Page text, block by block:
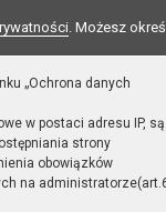
. Możesz
„Ochrona danych
w postaci adresu IP, są
strony
obowiązków
na